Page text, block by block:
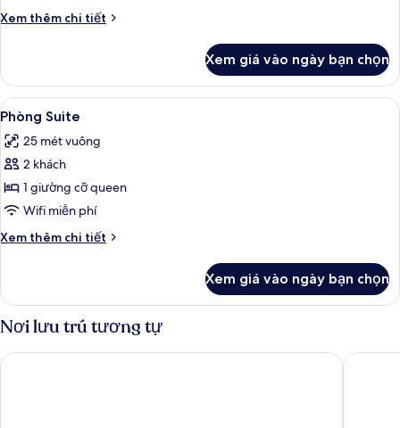
giường
Xem thêm chi tiết
Chi
Phòng
đôi
hoặc
giường
đơn
Xem giá vào ngày bạn chọn
Xem
tất
cả
ảnh
Phòng
Suite
Phòng Suite | Bàn, màn/rèm cản
4
Phòng Suite
25 mét vuông
2 khách
1 giường cỡ queen
Wifi miễn phí
Xem thêm chi tiết
Chi
Phòng
Suite
Xem giá vào ngày bạn chọn
Nơi lưu trú tương tự
Hornavan Hotell Hotell